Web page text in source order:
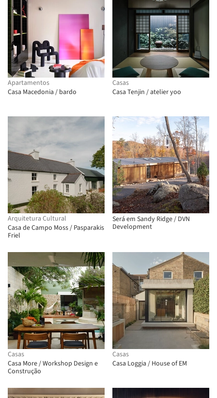
Apartamentos
Casa Macedonia / bardo
Casas
Casa Tenjin / atelier yoo
Arquitetura Cultural
Casa de Campo Moss / Pasparakis
Friel
Será em Sandy Ridge / DVN
Development
Casas
Casa More / Workshop Design e
Construção
Casas
Casa Loggia / House of EM